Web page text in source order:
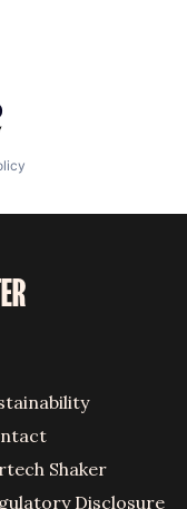
Shaker
Disclosure